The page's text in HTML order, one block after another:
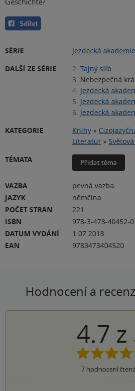
Sdílet
SÉRIE Jezdecká akademie
DALŠÍ ZE SÉRIE
2. Tajný slib
3. Nebezpečná
4. Jezdecká
5. Jezdecká
6. Jezdecká
KATEGORIE
Knihy »
Literatur »
TÉMATA
Přidat téma
VAZBA
pevná vazba
JAZYK
němčina
POČET STRAN
221
ISBN
978-3-473-40452-0
DATUM VYDÁNÍ
1.07.2018
EAN
9783473404520
Hodnocení a
4.7 z
7hodnocení